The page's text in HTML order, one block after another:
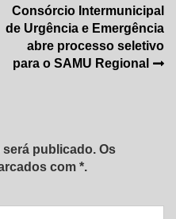
Consórcio Intermunicipal
de Urgência e Emergência
abre processo seletivo
para o SAMU Regional
publicado. Os
com *.